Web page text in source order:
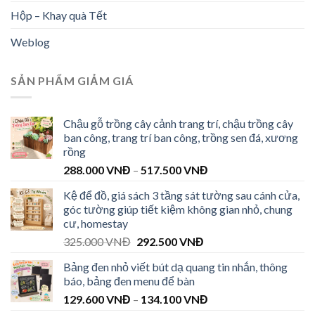
Hộp – Khay quà Tết
Weblog
SẢN PHẨM GIẢM GIÁ
Chậu gỗ trồng cây cảnh trang trí, chậu trồng cây
ban công, trang trí ban công, trồng sen đá, xương
rồng
288.000VNĐ – 517.500VNĐ
Kệ để đồ, giá sách 3 tầng sát tường sau cánh cửa,
góc tường giúp tiết kiệm không gian nhỏ, chung
cư, homestay
325.000VNĐ 292.500VNĐ
Bảng đen nhỏ viết bút dạ quang tin nhắn, thông
báo, bảng đen menu để bàn
129.600VNĐ – 134.100VNĐ